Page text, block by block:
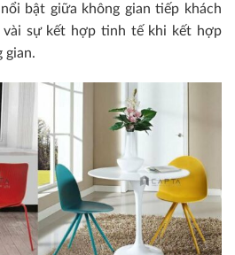
bật giữa không gian tiếp khách
vài sự kết hợp tinh tế khi kết hợp
gian.